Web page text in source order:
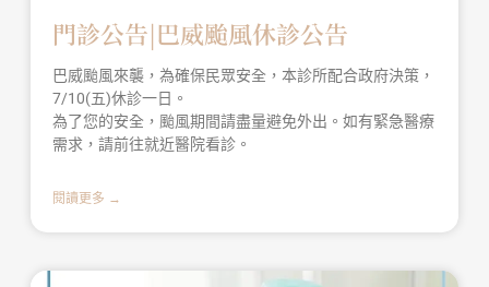
門診公告|巴威颱風休診公告
巴威颱風來襲，為確保民眾安全，本診所配合政府決策，
7/10(五)休診一日。
為了您的安全，颱風期間請盡量避免外出。如有緊急醫療
需求，請前往就近醫院看診。
閱讀更多 →